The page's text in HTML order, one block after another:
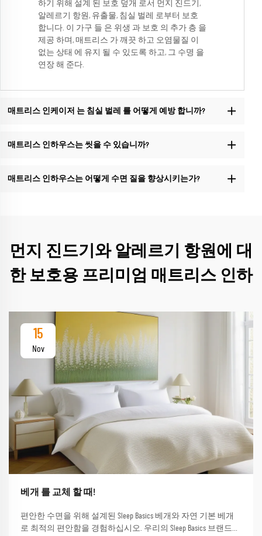
하기 위해 설계 된 보호 덮개 로서 먼지 진드기,
알레르기 항원, 유출물, 침실 벌레 로부터 보호
합니다. 이 가구 들 은 위생 과 보호 의 추가 층 을
제공 하며, 매트리스 가 깨끗 하고 오염물질 이
없는 상태 에 유지 될 수 있도록 하고, 그 수명 을
연장 해 준다.
매트리스 인케이저 는 침실 벌레 를 어떻게 예방 합니까?
매트리스 인하우스는 씻을 수 있습니까?
매트리스 인하우스는 어떻게 수면 질을 향상시키는가?
먼지 진드기와 알레르기 항원에 대
한 보호용 프리미엄 매트리스 인하
15
Nov
베개 를 교체 할 때!
편안한 수면을 위해 설계된 Sleep Basics 베개와 자연 기본 베개
로 최적의 편안함을 경험하십시오. 우리의 Sleep Basics 브랜드